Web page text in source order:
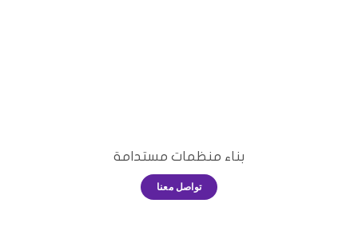
بناء منظمات مستدامة
تواصل معنا